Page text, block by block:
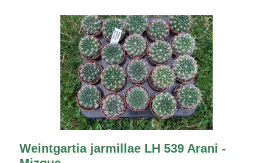
Weintgartia jarmillae LH 539 Arani -